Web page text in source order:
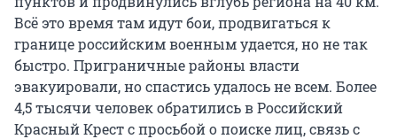
Всё это время там идут бои, продвигаться к
границе российским военным удается, но не так
быстро. Приграничные районы власти
эвакуировали, но спастись удалось не всем. Более
4,5 тысячи человек обратились в Российский
Красный Крест с просьбой о поиске лиц, связь с